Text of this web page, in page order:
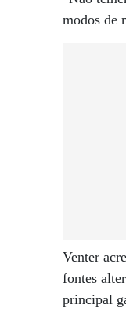
modos de
Venter
fontes
principal